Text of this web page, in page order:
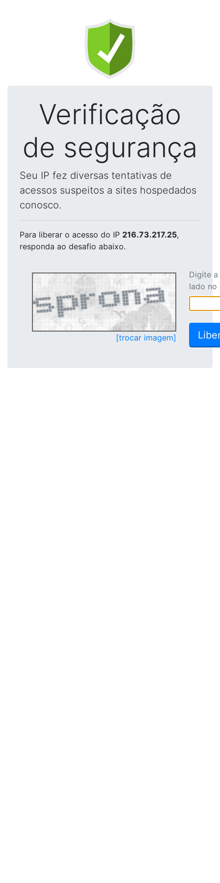
Verificação
de segurança
Seu IP fez diversas tentativas de
acessos suspeitos a sites hospedados
conosco.
Para liberar o acesso do IP 216.73.217.25,
responda ao desafio abaixo.
[trocar imagem]
Digite
lado no